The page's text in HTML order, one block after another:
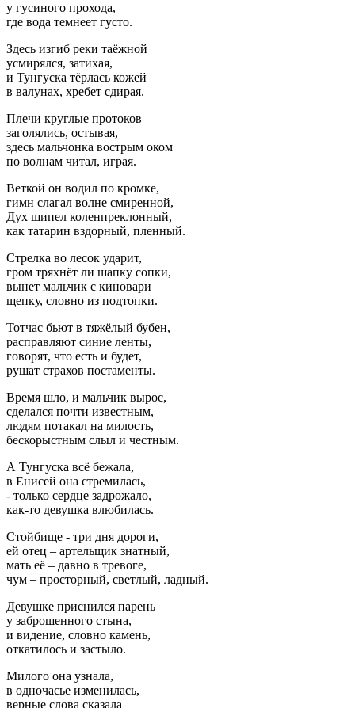
у гусиного прохода,
где вода темнеет густо.
Здесь изгиб реки таёжной
усмирялся, затихая,
и Тунгуска тёрлась кожей
в валунах, хребет сдирая.
Плечи круглые протоков
заголялись, остывая,
здесь мальчонка вострым оком
по волнам читал, играя.
Веткой он водил по кромке,
гимн слагал волне смиренной,
Дух шипел коленпреклонный,
как татарин вздорный, пленный.
Стрелка во лесок ударит,
гром тряхнёт ли шапку сопки,
вынет мальчик с киновари
щепку, словно из подтопки.
Тотчас бьют в тяжёлый бубен,
расправляют синие ленты,
говорят, что есть и будет,
рушат страхов постаменты.
Время шло, и мальчик вырос,
сделался почти известным,
людям потакал на милость,
бескорыстным слыл и честным.
А Тунгуска всё бежала,
в Енисей она стремилась,
- только сердце задрожало,
как-то девушка влюбилась.
Стойбище - три дня дороги,
ей отец – артельщик знатный,
мать её – давно в тревоге,
чум – просторный, светлый, ладный.
Девушке приснился парень
у заброшенного стына,
и видение, словно камень,
откатилось и застыло.
Милого она узнала,
в одночасье изменилась,
верные слова сказала